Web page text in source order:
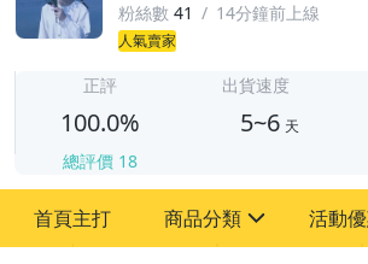
粉絲數 41 14分鐘前上線
人氣賣家
正評
100.0%
總評價 18
出貨速度
5~6 天
首頁主打 商品分類 活動